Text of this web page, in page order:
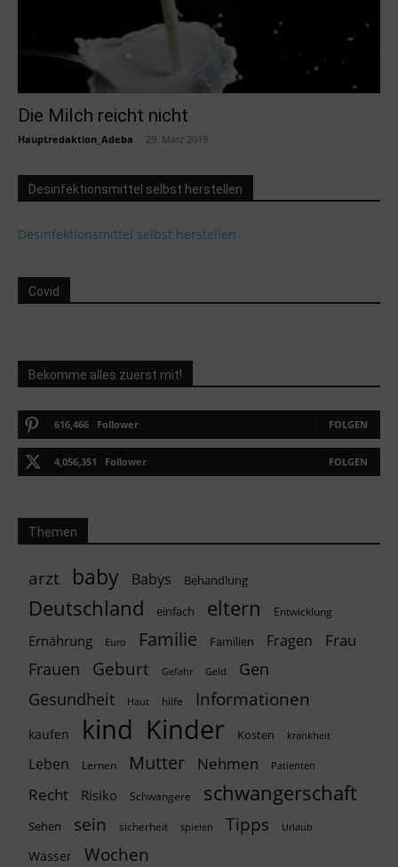
Die Milch reicht nicht
Hauptredaktion_Adeba 29. März 2019
Desinfektionsmittel selbst herstellen
Desinfektionsmittel selbst herstellen
Covid
Bekomme alles zuerst mit!
616,466 Follower FOLGEN
4,056,351 Follower FOLGEN
Themen
arzt baby Babys Behandlung
Deutschland einfach eltern Entwicklung
Ernährung Euro Familie Familien Fragen Frau
Frauen Geburt Gefahr Geld
Gen
Gesundheit
Haut hilfe Informationen
kaufen kind Kinder Kosten krankheit
Leben Lernen Mutter Nehmen Patienten
Recht Risiko Schwangere schwangerschaft
Sehen sein sicherheit spielen Tipps Urlaub
Wasser Wochen